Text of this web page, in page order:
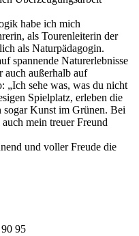
habe ich mich
als Tourenleiterin der
als Naturpädagogin.
spannende Naturerlebnisse
auch außerhalb auf
„Ich sehe was, was du nicht
Spielplatz, erleben die
sogar Kunst im Grünen. Bei
mein treuer Freund
und voller Freude die
95